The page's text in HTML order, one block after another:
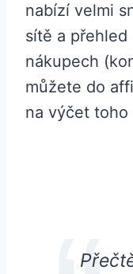
nabízí velmi
sítě a
nákupech
můžete do
na výčet toho